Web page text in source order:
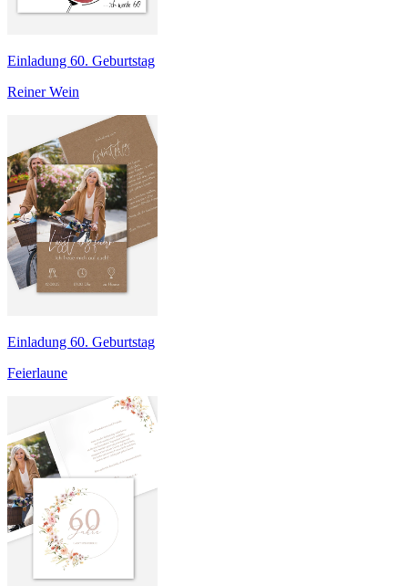
Einladung 60. Geburtstag
Reiner Wein
Einladung 60. Geburtstag
Feierlaune